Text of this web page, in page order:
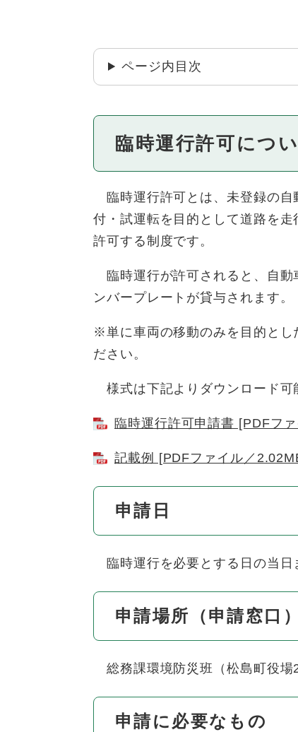
ページ内目次
臨時運行許可につ
臨時運行許可とは、未登録の自
付・試運転を目的として道路を
許可する制度です。
臨時運行が許可されると、自動
ンバープレートが貸与されます。
※単に車両の移動のみを目的とし
ださい。
様式は下記よりダウンロード可
臨時運行許可申請書 [PDFフ
記載例 [PDFファイル／
申請日
臨時運行を必要とする日の当日
申請場所（申請窓口）
総務課環境防災班（松島町役場
申請に必要なもの